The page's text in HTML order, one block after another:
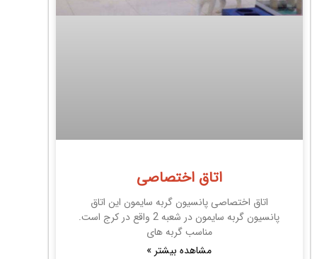
اتاق اختصاصی
اتاق اختصاصی پانسیون گربه سایمون این اتاق
پانسیون گربه سایمون در شعبه 2 واقع در کرج است.
مناسب گربه های
مشاهده بیشتر »